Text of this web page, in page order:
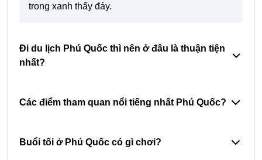
trong xanh thấy đáy.
Đi du lịch Phú Quốc thì nên ở đâu là thuận tiện
nhất?
Các điểm tham quan nổi tiếng nhất Phú Quốc?
Buổi tối ở Phú Quốc có gì chơi?